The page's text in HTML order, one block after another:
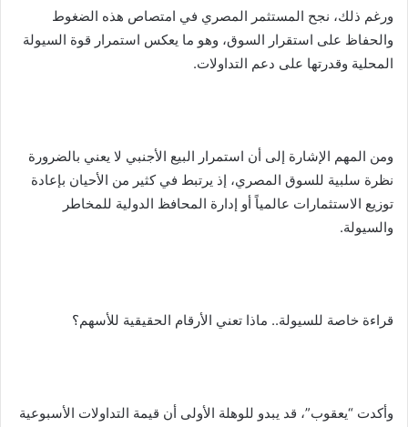
ورغم ذلك، نجح المستثمر المصري في امتصاص هذه الضغوط
والحفاظ على استقرار السوق، وهو ما يعكس استمرار قوة السيولة
المحلية وقدرتها على دعم التداولات.
ومن المهم الإشارة إلى أن استمرار البيع الأجنبي لا يعني بالضرورة
نظرة سلبية للسوق المصري، إذ يرتبط في كثير من الأحيان بإعادة
توزيع الاستثمارات عالمياً أو إدارة المحافظ الدولية للمخاطر
والسيولة.
قراءة خاصة للسيولة.. ماذا تعني الأرقام الحقيقية للأسهم؟
وأكدت “يعقوب”، قد يبدو للوهلة الأولى أن قيمة التداولات الأسبوعية